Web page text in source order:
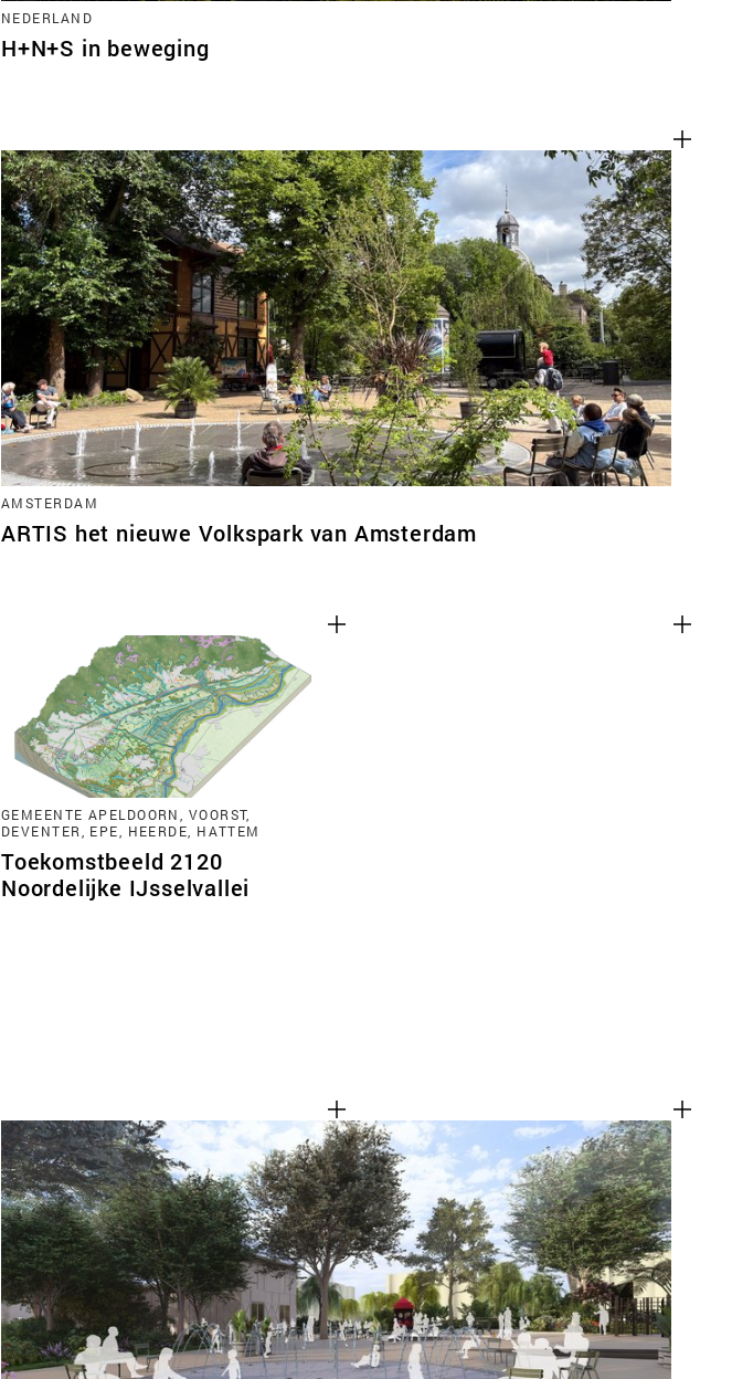
NEDERLAND
H+N+S in beweging
AMSTERDAM
ARTIS het nieuwe Volkspark van Amsterdam
GEMEENTE APELDOORN, VOORST,
DEVENTER, EPE, HEERDE, HATTEM
Toekomstbeeld 2120
Noordelijke IJsselvallei